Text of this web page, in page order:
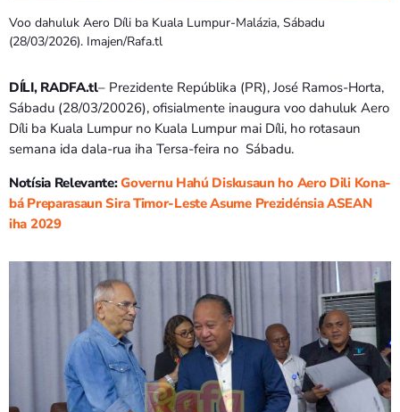
Bom dia RAFA
7:00 AM - 10:00 AM
Bom dia RAFA
7:00 AM - 9:00 AM
Bom dia RAFA
7:00 AM - 10:00 AM
Voo dahuluk Aero Díli ba Kuala Lumpur-Malázia, Sábadu
(28/03/2026). Imajen/Rafa.tl
DÍLI, RADFA.tl– Prezidente Repúblika (PR), José Ramos-Horta,
Sábadu (28/03/20026), ofisialmente inaugura voo dahuluk Aero
Díli ba Kuala Lumpur no Kuala Lumpur mai Díli, ho rotasaun
semana ida dala-rua iha Tersa-feira no Sábadu.
Notísia Relevante:Governu Hahú Diskusaun ho Aero Dili Kona-
bá Preparasaun Sira Timor-Leste Asume Prezidénsia ASEAN
iha 2029